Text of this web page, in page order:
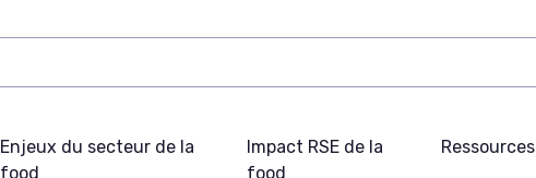
Enjeux du secteur de la
food
Impact RSE de la
food
Ressources